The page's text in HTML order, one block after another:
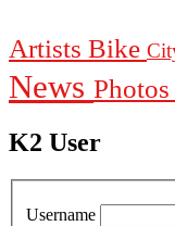
Artists Bike
News Photos
K2 User
Username